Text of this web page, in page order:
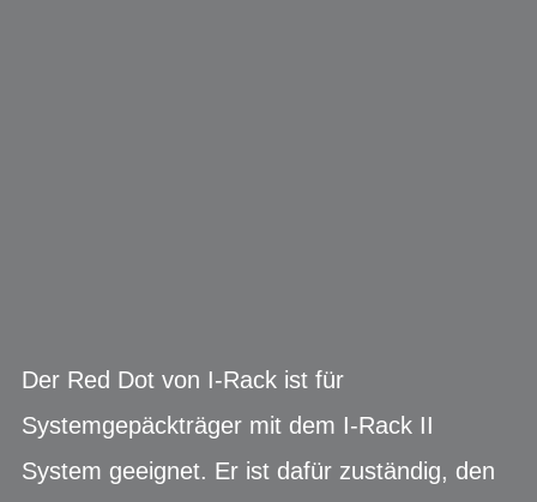
Der Red Dot von I-Rack ist für
Systemgepäckträger mit dem I-Rack II
System geeignet. Er ist dafür zuständig, den